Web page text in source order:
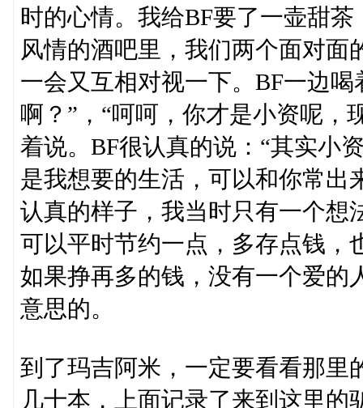
时的心情。我给BF要了一壶甜
风情的酒吧里，我们两个面对
一会又互相对视一下。BF一边
啊？”，“呵呵，你才是小资呢，
着说。BF很认真的说：“其实小
是我想要的生活，可以和你常出
认真的样子，我当时只有一个想
可以平时节约一点，多存点钱，
如果挣再多的钱，没有一个爱的
意思的。
到了玛吉阿米，一定要看看那里
几十本，上面记录了来到这里